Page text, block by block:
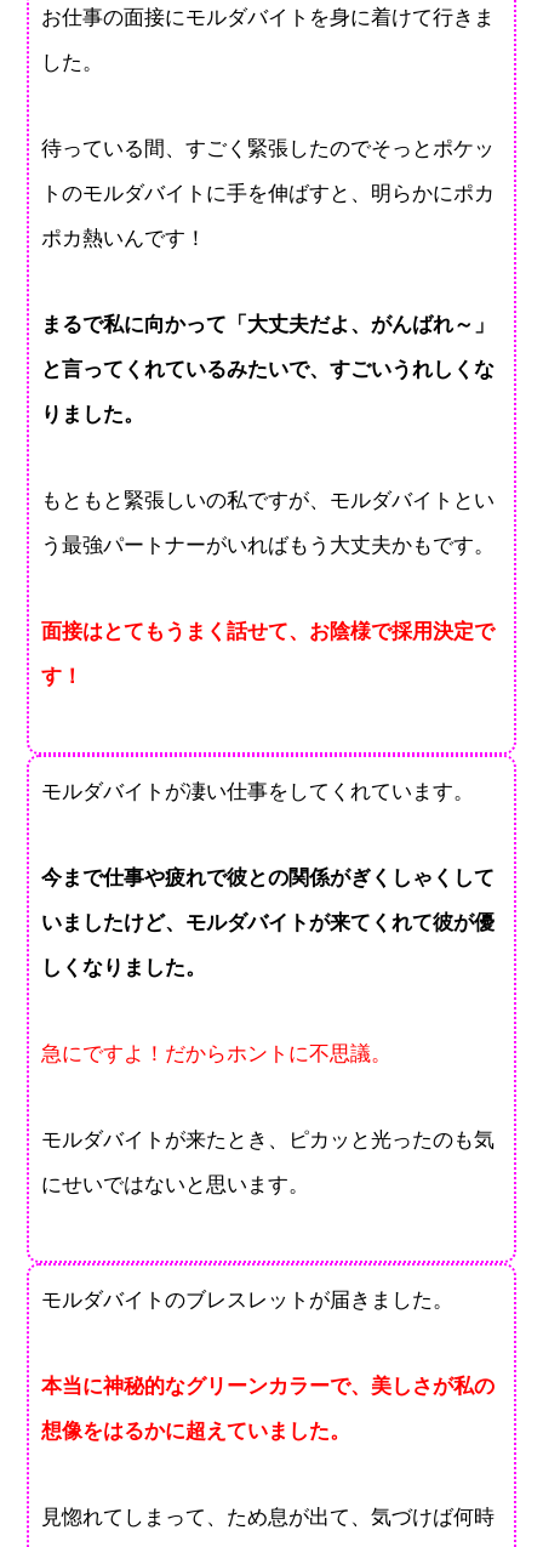
お仕事の面接にモルダバイトを身に着けて行きま
した。
待っている間、すごく緊張したのでそっとポケッ
トのモルダバイトに手を伸ばすと、明らかにポカ
ポカ熱いんです！
まるで私に向かって「大丈夫だよ、がんばれ～」
と言ってくれているみたいで、すごいうれしくな
りました。
もともと緊張しいの私ですが、モルダバイトとい
う最強パートナーがいればもう大丈夫かもです。
面接はとてもうまく話せて、お陰様で採用決定で
す！
モルダバイトが凄い仕事をしてくれています。
今まで仕事や疲れで彼との関係がぎくしゃくして
いましたけど、モルダバイトが来てくれて彼が優
しくなりました。
急にですよ！だからホントに不思議。
モルダバイトが来たとき、ピカッと光ったのも気
にせいではないと思います。
モルダバイトのブレスレットが届きました。
本当に神秘的なグリーンカラーで、美しさが私の
想像をはるかに超えていました。
見惚れてしまって、ため息が出て、気づけば何時